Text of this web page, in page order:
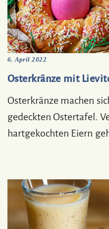
6. April 2022
Osterkränze mit
Osterkränze machen
gedeckten Ostertafel.
hartgekochten Eiern